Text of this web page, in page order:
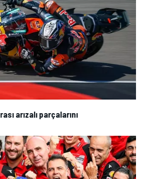
arızalı parçalarını